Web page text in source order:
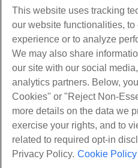
Produkte
Web-Hosting
Business Hosting
Reseller Hosting
White Label Reseller
Verwaltete Linux. VPS
Dienstleistungen
Website-Migrationen
Gemeinschaft
Produktdokumentation
Tutorials
Unternehmen
Über uns
This website uses tracking
our website functionalities, to
experience or to analyze
We may also share
our site with our social
analytics partners. Below,
Cookies" or "Reject Non-
more details on the data we
exercise your rights, and to
related to required opt-in
Privacy Policy. Cookie Policy